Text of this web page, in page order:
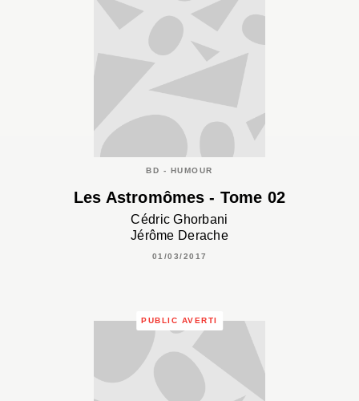
BD - HUMOUR
Les Astromômes - Tome 02
Cédric Ghorbani
Jérôme Derache
01/03/2017
PUBLIC AVERTI